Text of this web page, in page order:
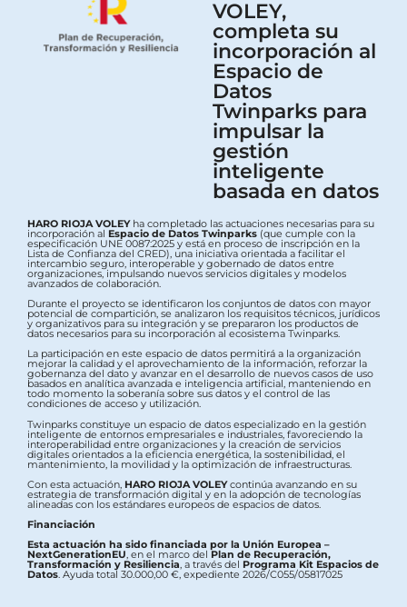
VOLEY,
completa su
incorporación al
Espacio de
Datos
Twinparks para
impulsar la
gestión
inteligente
basada en datos
HARO RIOJA VOLEYha completado las actuaciones necesarias para su
incorporación al Espacio de Datos Twinparks (que cumple con la
especificación UNE 0087:2025 y está en proceso de inscripción en la
Lista de Confianza del CRED), una iniciativa orientada a facilitar el
intercambio seguro, interoperable y gobernado de datos entre
organizaciones, impulsando nuevos servicios digitales y modelos
avanzados de colaboración.
Durante el proyecto se identificaron los conjuntos de datos con mayor
potencial de compartición, se analizaron los requisitos técnicos, jurídicos
y organizativos para su integración y se prepararon los productos de
datos necesarios para su incorporación al ecosistema Twinparks.
La participación en este espacio de datos permitirá a la organización
mejorar la calidad y el aprovechamiento de la información, reforzar la
gobernanza del dato y avanzar en el desarrollo de nuevos casos de uso
basados en analítica avanzada e inteligencia artificial, manteniendo en
todo momento la soberanía sobre sus datos y el control de las
condiciones de acceso y utilización.
Twinparks constituye un espacio de datos especializado en la gestión
inteligente de entornos empresariales e industriales, favoreciendo la
interoperabilidad entre organizaciones y la creación de servicios
digitales orientados a la eficiencia energética, la sostenibilidad, el
mantenimiento, la movilidad y la optimización de infraestructuras.
Con esta actuación, HARO RIOJA VOLEYcontinúa avanzando en su
estrategia de transformación digital y en la adopción de tecnologías
alineadas con los estándares europeos de espacios de datos.
Financiación
Esta actuación ha sido financiada por la Unión Europea –
NextGenerationEU, en el marco del Plan de Recuperación,
Transformación y Resiliencia, a través del Programa Kit Espacios de
Datos. Ayuda total 30.000,00 €, expediente 2026/C055/05817025